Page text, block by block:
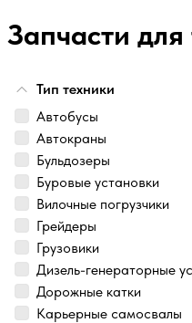
Запчасти
Тип техники
Автобусы
Автокраны
Бульдозеры
Буровые установки
Вилочные погрузчики
Грейдеры
Грузовики
Дизель-генераторные
Дорожные катки
Карьерные самосвалы